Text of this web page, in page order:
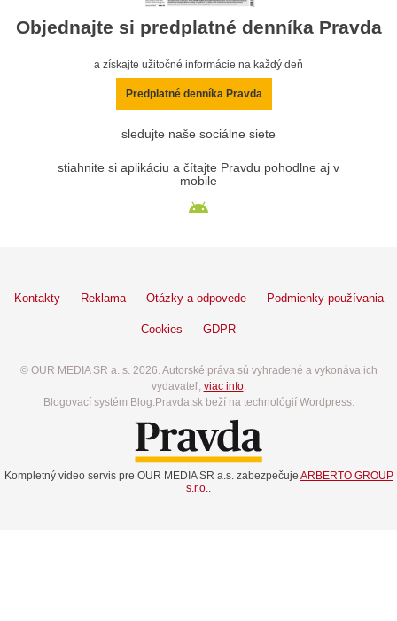
Objednajte si predplatné denníka Pravda
a získajte užitočné informácie na každý deň
Predplatné denníka Pravda
sledujte naše sociálne siete
stiahnite si aplikáciu a čítajte Pravdu pohodlne aj v
mobile
Kontakty Reklama Otázky a odpovede Podmienky používania
Cookies GDPR
© OUR MEDIA SR a. s. 2026. Autorské práva sú vyhradené a vykonáva ich
vydavateľ, viac info.
Blogovací systém Blog.Pravda.sk beží na technológií Wordpress.
Kompletný video servis pre OUR MEDIA SR a.s. zabezpečuje ARBERTO GROUP
s.r.o..